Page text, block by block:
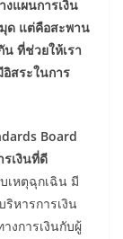
งแผนการเงิน
มุด แต่คือสะพาน
น ที่ช่วยให้เรา
สระในการ
Board
เงินที่ดี
เหตุฉุกเฉิน มี
หารการเงิน
งการเงินกับผู้